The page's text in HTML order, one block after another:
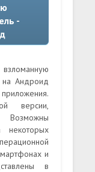
-
на Андроид
приложения.
версии,
и
в